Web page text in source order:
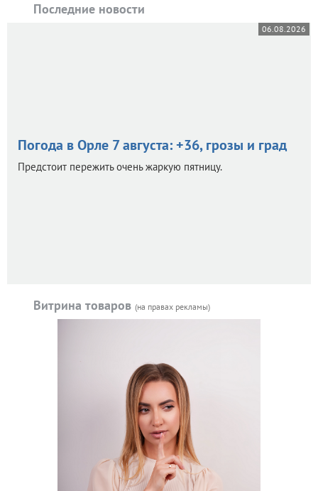
Последние новости
06.08.2026
Погода в Орле 7 августа: +36, грозы и град
Предстоит пережить очень жаркую пятницу.
Витрина товаров (на правах рекламы)